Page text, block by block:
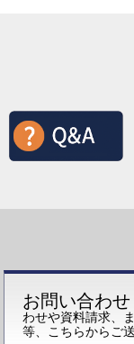
お問い合わせ
わせや資料請求、
等、こちらからご